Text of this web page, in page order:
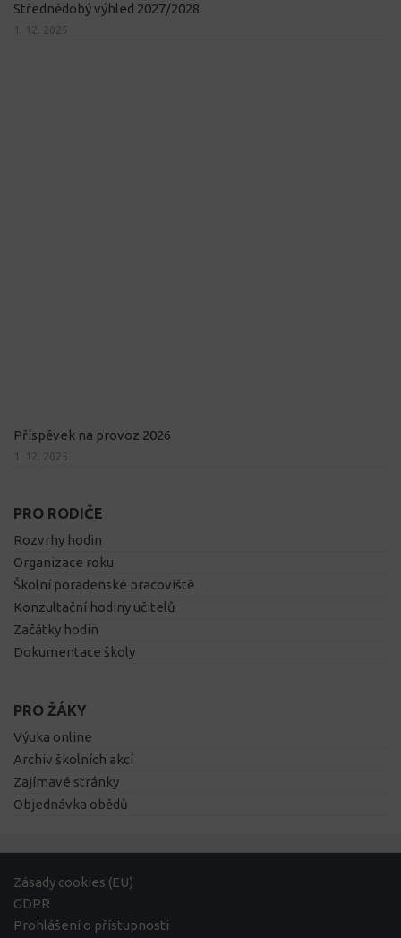
Střednědobý výhled 2027/2028
1. 12. 2025
Příspěvek na provoz 2026
1. 12. 2025
PRO RODIČE
Rozvrhy hodin
Organizace roku
Školní poradenské pracoviště
Konzultační hodiny učitelů
Začátky hodin
Dokumentace školy
PRO ŽÁKY
Výuka online
Archiv školních akcí
Zajímavé stránky
Objednávka obědů
Zásady cookies (EU)
GDPR
Prohlášení o přístupnosti